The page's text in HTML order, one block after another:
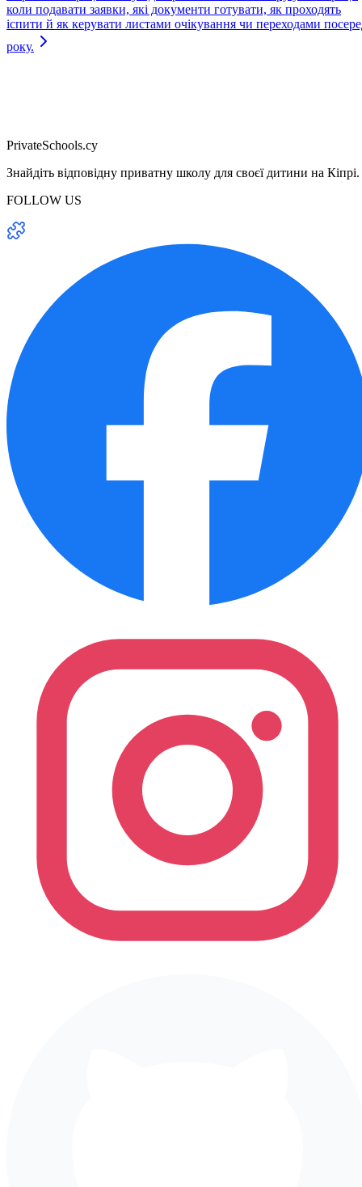
коли подавати заявки, які документи готувати, як проходять
іспити й як керувати листами очікування чи переходами
року.
PrivateSchools.cy
Знайдіть відповідну приватну школу для своєї дитини на Кіпрі.
FOLLOW US